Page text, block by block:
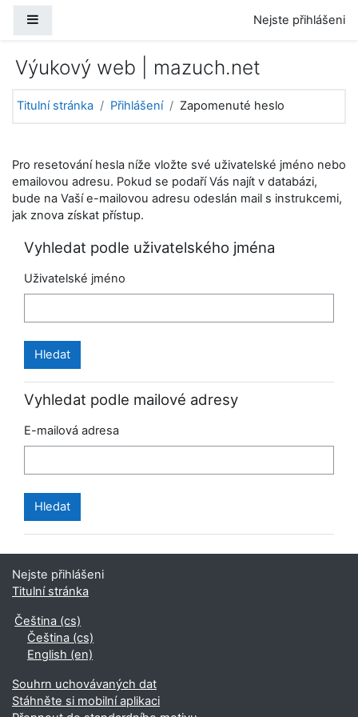
Nejste přihlášeni
Výukový web | mazuch.net
Titulní stránka Přihlášení Zapomenuté heslo
Pro resetování hesla níže vložte své uživatelské jméno nebo
emailovou adresu. Pokud se podaří Vás najít v databázi,
bude na Vaší e-mailovou adresu odeslán mail s instrukcemi,
jak znova získat přístup.
Vyhledat podle uživatelského jména
Uživatelské jméno
Vyhledat podle mailové adresy
E-mailová adresa
Nejste přihlášeni
Titulní stránka
Čeština ‎(cs)‎
Čeština ‎(cs)‎
English ‎(en)‎
Souhrn uchovávaných dat
Stáhněte si mobilní aplikaci